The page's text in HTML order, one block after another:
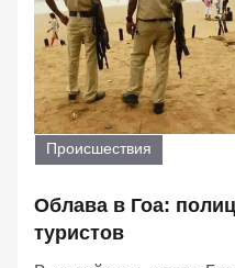
Происшествия
Облава в Гоа:
туристов